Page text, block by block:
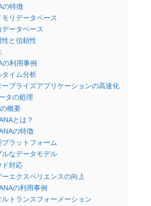
の特徴
モリデータベース
データベース
性と信頼性
の利用事例
タイム分析
ープライズアプリケーションの高速化
タの処理
概要
とは？
の特徴
プラットフォーム
ルなデータモデル
ド対応
ーエクスペリエンスの向上
の利用事例
ルトランスフォーメーション